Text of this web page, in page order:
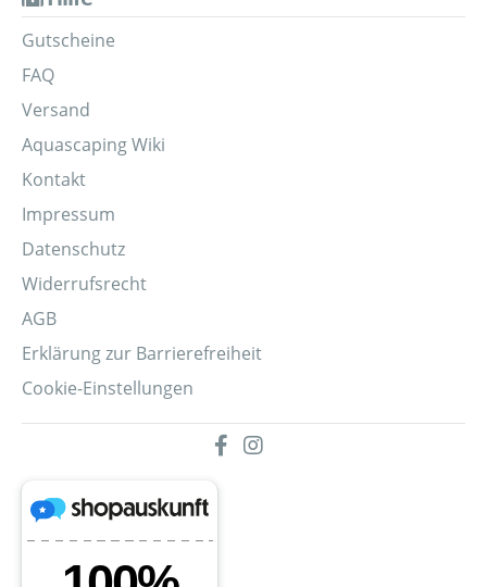
Gutscheine
FAQ
Versand
Aquascaping Wiki
Kontakt
Impressum
Datenschutz
Widerrufsrecht
AGB
Erklärung zur Barrierefreiheit
Cookie-Einstellungen